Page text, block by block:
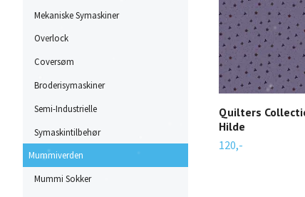
Mekaniske Symaskiner
Overlock
Coversøm
Broderisymaskiner
Semi-Industrielle
Symaskintilbehør
Mummiverden
Mummi Sokker
Quilters
Hilde
120,-